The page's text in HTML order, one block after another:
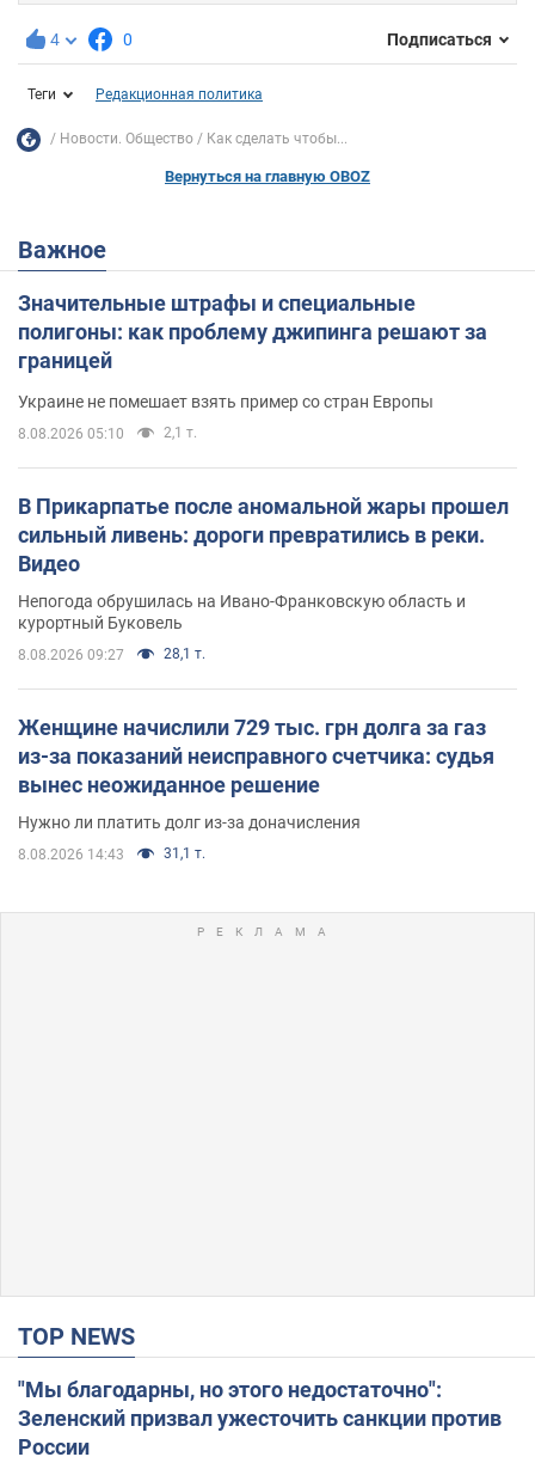
4 0 Подписаться
Теги Редакционная политика
Новости. Общество Как сделать чтобы...
Вернуться на главную OBOZ
Важное
Значительные штрафы и специальные
полигоны: как проблему джипинга решают за
границей
Украине не помешает взять пример со стран Европы
8.08.2026 05:10 2,1 т.
В Прикарпатье после аномальной жары прошел
сильный ливень: дороги превратились в реки.
Видео
Непогода обрушилась на Ивано-Франковскую область и
курортный Буковель
8.08.2026 09:27 28,1 т.
Женщине начислили 729 тыс. грн долга за газ
из-за показаний неисправного счетчика: судья
вынес неожиданное решение
Нужно ли платить долг из-за доначисления
8.08.2026 14:43 31,1 т.
TOP NEWS
"Мы благодарны, но этого недостаточно":
Зеленский призвал ужесточить санкции против
России